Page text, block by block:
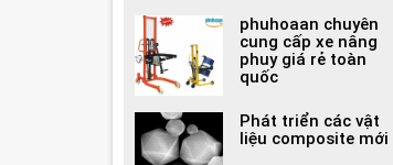
phuhoaan chuyên
cung cấp xe nâng
phuy giá rẻ toàn
quốc
Phát triển các vật
liệu composite mới